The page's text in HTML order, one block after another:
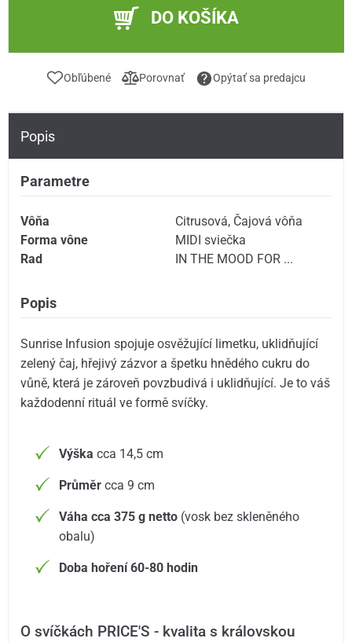
DO KOŠÍKA
Obľúbené Porovnať Opýtať sa predajcu
Popis
Parametre
Vôňa Citrusová, Čajová vôňa
Forma vône
MIDI sviečka
Rad
IN THE MOOD FOR ...
Popis
Sunrise Infusion spojuje osvěžující limetku, uklidňující
zelený čaj, hřejivý zázvor a špetku hnědého cukru do
vůně, která je zároveň povzbudivá i uklidňující. Je to váš
každodenní rituál ve formě svíčky.
Výška cca 14,5 cm
Průměr cca 9 cm
Váha cca 375 g netto (vosk bez skleněného
obalu)
Doba hoření 60-80 hodin
O svíčkách PRICE'S - kvalita s královskou